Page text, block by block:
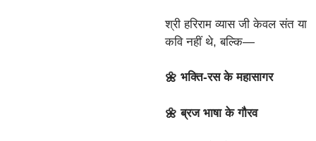
श्री हरिराम व्यास जी केवल संत या
कवि नहीं थे, बल्कि—
🌼 भक्ति-रस के महासागर
🌼 ब्रज भाषा के गौरव